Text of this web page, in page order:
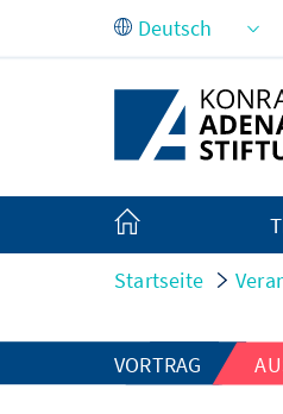
Zum Hauptinhalt springen
Startseite
VORTRAG